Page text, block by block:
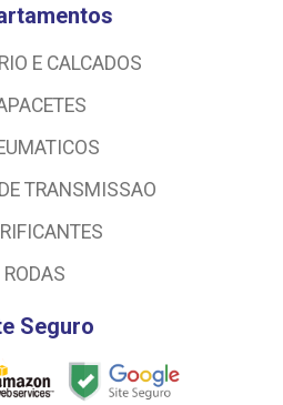
E CALCADOS
TRANSMISSAO
RODAS
Seguro